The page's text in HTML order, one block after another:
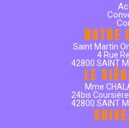
NOTRE
Saint Martin
4 Rue
42800 SAINT
LE
Mme
24bis
42800 SAINT